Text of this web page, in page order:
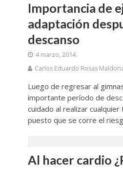
Importancia de
adaptación
descanso
4 marzo, 2014
Carlos Eduardo Rosas
Luego de regresar al
importante período de
cuidado al realizar
puesto que se corre el
Al hacer cardio